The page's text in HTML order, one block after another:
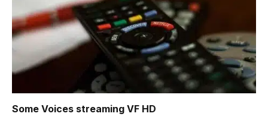
Some Voices streaming VF HD